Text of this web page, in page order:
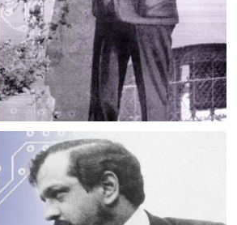
- Ravel
par Francis Gorgé